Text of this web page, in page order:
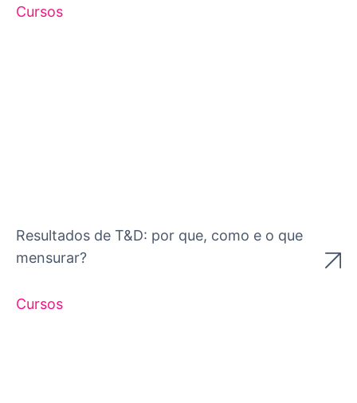
Cursos
Resultados de T&D: por que, como e o que
mensurar?
Cursos